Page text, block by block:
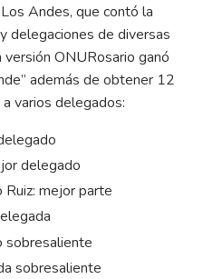
Andes, que contó la
delegaciones de diversas
ONURosario ganó
además de obtener 12
varios delegados:
delegado
Ruiz: mejor parte
sobresaliente
sobresaliente